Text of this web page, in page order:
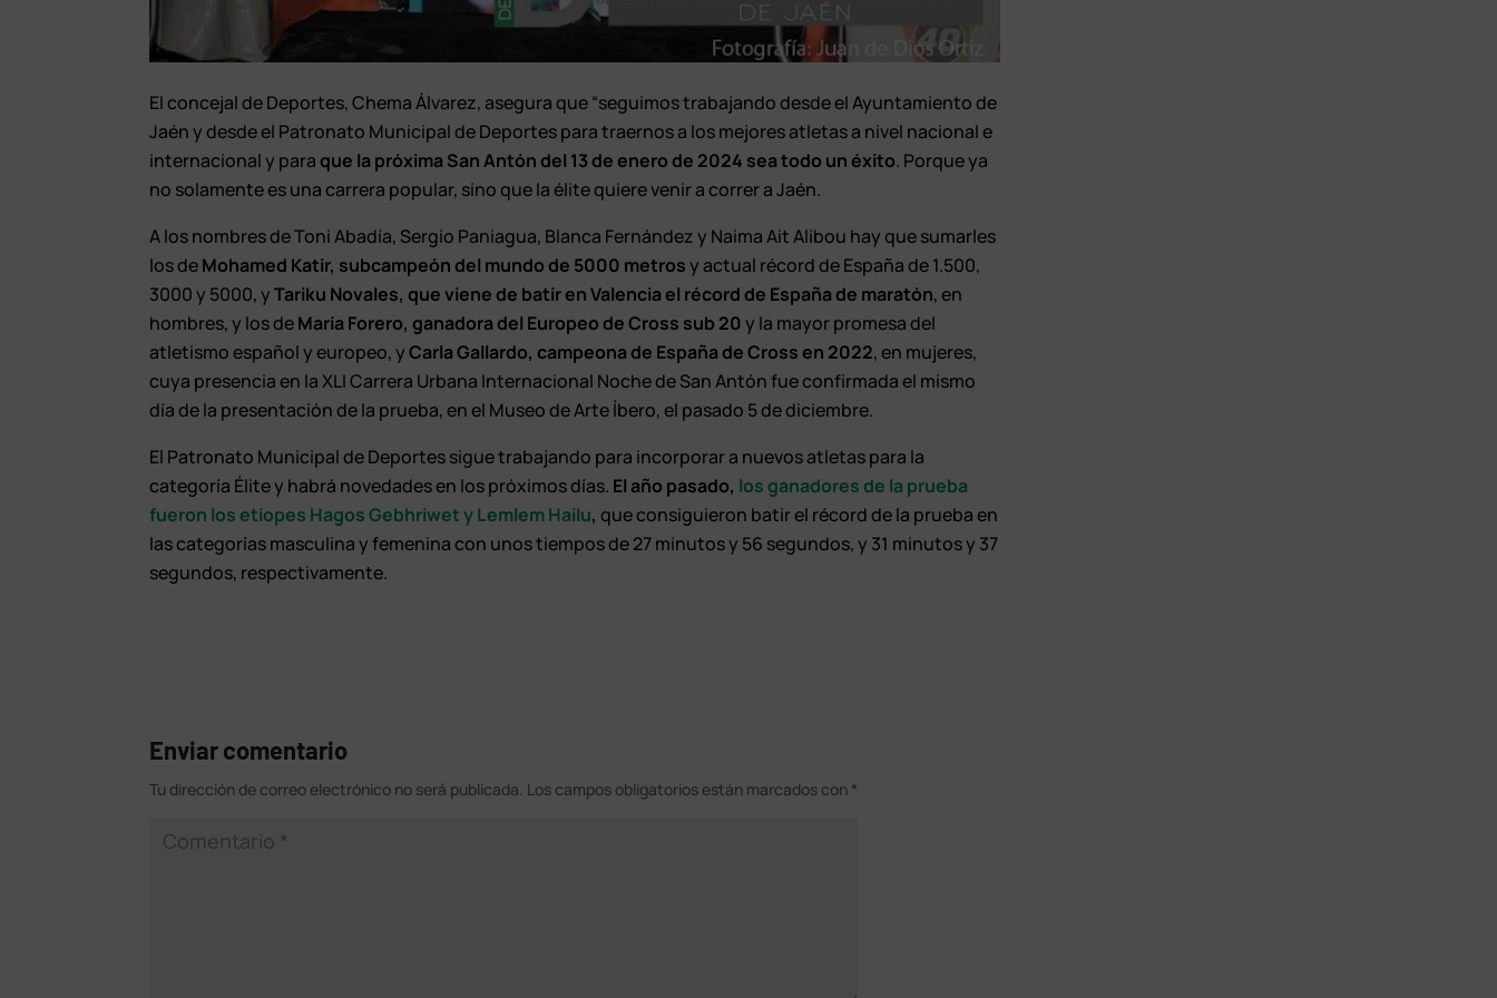
El concejal de Deportes, Chema Álvarez, asegura que “seguimos trabajando desde el Ayuntamiento de
Jaén y desde el Patronato Municipal de Deportes para traernos a los mejores atletas a nivel nacional e
internacional y paraque la próxima San Antón del 13 de enero de 2024 sea todo un éxito. Porque ya
no solamente es una carrera popular, sino que la élite quiere venir a correr a Jaén.
A los nombres de Toni Abadía, Sergio Paniagua, Blanca Fernández y Naima Ait Alibou hay que sumarles
los deMohamed Katir, subcampeón del mundo de 5000 metrosy actual récord de España de 1.500,
3000 y 5000, yTariku Novales, que viene de batir en Valencia el récord de España de maratón, en
hombres, y los deMaría Forero, ganadora del Europeo de Cross sub 20y la mayor promesa del
atletismo español y europeo, yCarla Gallardo, campeona de España de Cross en 2022, en mujeres,
cuya presencia en la XLI Carrera Urbana Internacional Noche de San Antón fue confirmada el mismo
día de la presentación de la prueba, en el Museo de Arte Íbero, el pasado 5 de diciembre.
El Patronato Municipal de Deportes sigue trabajando para incorporar a nuevos atletas para la
categoría Élite y habrá novedades en los próximos días. El año pasado, los ganadores de la prueba
fueron los etíopes Hagos Gebhriwet y Lemlem Hailu, que consiguieron batir el récord de la prueba en
las categorías masculina y femenina con unos tiempos de 27 minutos y 56 segundos, y 31 minutos y 37
segundos, respectivamente.
Enviar comentario
Tu dirección de correo electrónico no será publicada. Los campos obligatorios están marcados con *